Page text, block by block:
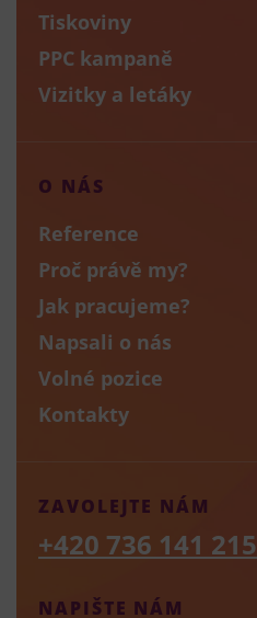
Tiskoviny
PPC kampaně
Vizitky a letáky
O NÁS
Reference
Proč právě my?
Jak pracujeme?
Napsali o nás
Volné pozice
Kontakty
NAPIŠTE NÁM
ZAVOLEJTE NÁM
+420 736 141 215